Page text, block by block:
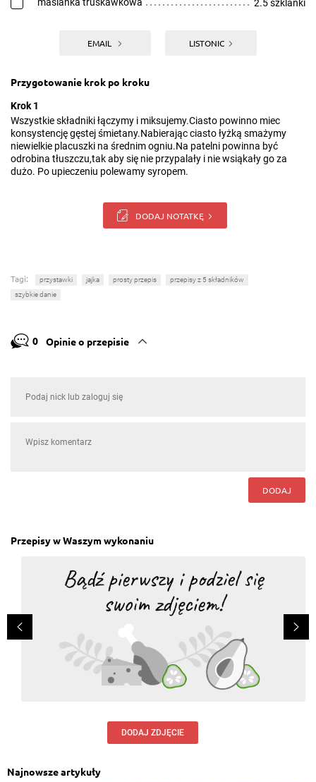
2.5 szklanki
EMAIL LISTONIC
Przygotowanie krok po kroku
Krok 1
Wszystkie składniki łączymy i miksujemy.Ciasto powinno miec
konsystencję gęstej śmietany.Nabierając ciasto łyżką smażymy
niewielkie placuszki na średnim ogniu.Na patelni powinna być
odrobina tłuszczu,tak aby się nie przypalały i nie wsiąkały go za
dużo. Po upieczeniu polewamy syropem.
DODAJ NOTATKĘ
Tagi: przystawki jajka prosty przepis
przepisy z 5 składników
szybkie danie
0 Opinie o przepisie
DODAJ
Przepisy w Waszym wykonaniu
DODAJ ZDJĘCIE
Najnowsze artykuły